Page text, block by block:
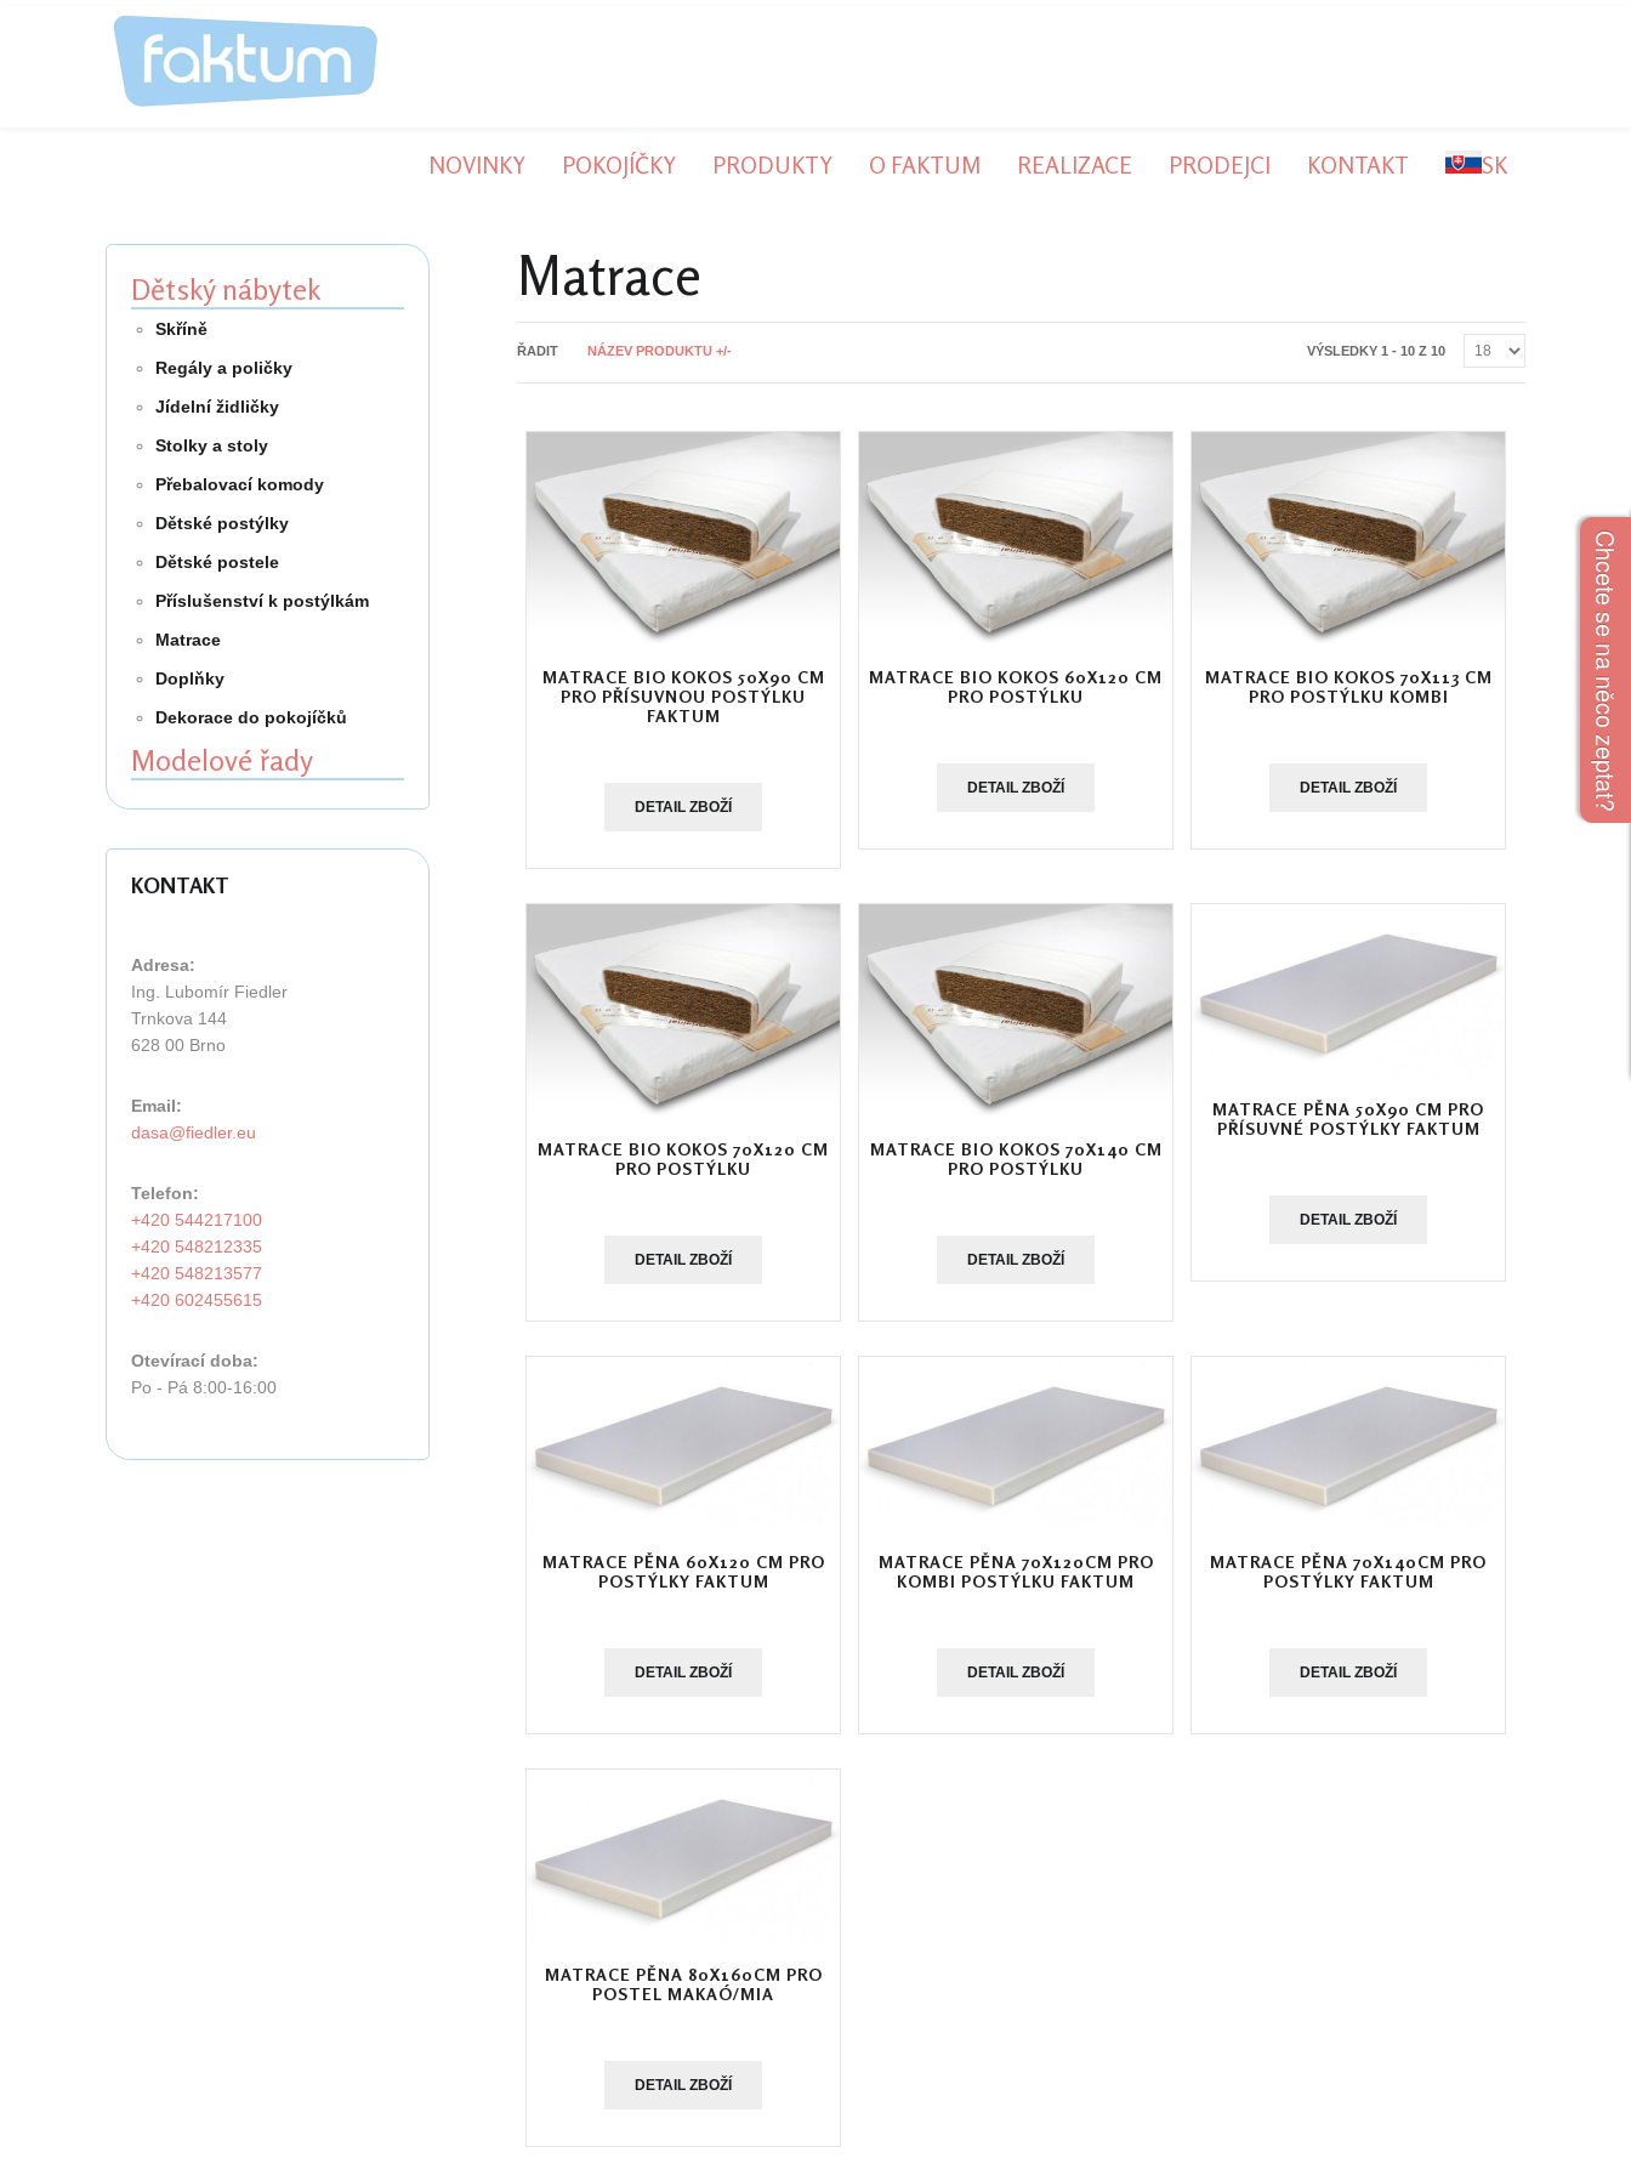
NOVINKY POKOJÍČKY PRODUKTY O FAKTUM REALIZACE PRODEJCI KONTAKT SK
Matrace
ŘADIT NÁZEV PRODUKTU +/- VÝSLEDKY 1 - 10 Z 10
MATRACE BIO KOKOS 50X90 CM
PRO PŘÍSUVNOU POSTÝLKU
FAKTUM
DETAIL ZBOŽÍ
MATRACE BIO KOKOS 60X120 CM
PRO POSTÝLKU
DETAIL ZBOŽÍ
MATRACE BIO KOKOS 70X113 CM
PRO POSTÝLKU KOMBI
DETAIL ZBOŽÍ
MATRACE BIO KOKOS 70X120 CM
PRO POSTÝLKU
DETAIL ZBOŽÍ
MATRACE BIO KOKOS 70X140 CM
PRO POSTÝLKU
DETAIL ZBOŽÍ
MATRACE PĚNA 50X90 CM PRO
PŘÍSUVNÉ POSTÝLKY FAKTUM
DETAIL ZBOŽÍ
MATRACE PĚNA 60X120 CM PRO
POSTÝLKY FAKTUM
DETAIL ZBOŽÍ
MATRACE PĚNA 70X120CM PRO
KOMBI POSTÝLKU FAKTUM
DETAIL ZBOŽÍ
MATRACE PĚNA 70X140CM PRO
POSTÝLKY FAKTUM
DETAIL ZBOŽÍ
MATRACE PĚNA 80X160CM PRO
POSTEL MAKAÓ/MIA
DETAIL ZBOŽÍ
Dětský nábytek
Skříně
Regály a poličky
Jídelní židličky
Stolky a stoly
Přebalovací komody
Dětské postýlky
Dětské postele
Příslušenství k postýlkám
Matrace
Doplňky
Dekorace do pokojíčků
Modelové řady
KONTAKT
Adresa:
Ing. Lubomír Fiedler
Trnkova 144
628 00 Brno
Email:
Telefon:
+420 544217100
+420 548212335
+420 548213577
+420 602455615
Otevírací doba:
Po - Pá 8:00-16:00
Chcete se na něco zeptat?